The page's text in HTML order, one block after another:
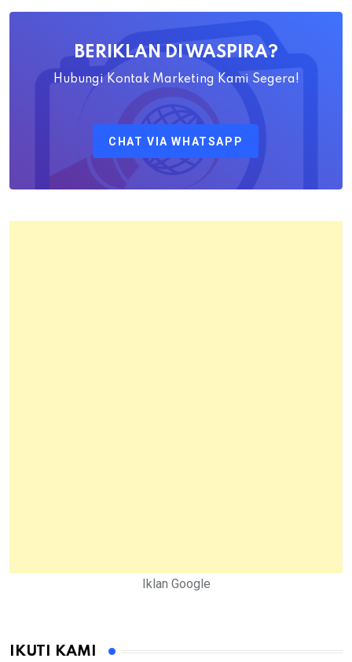
Ahadiat
Pertanahan
Kota
BERIKLAN DI WASPIRA?
Hubungi Kontak Marketing Kami Segera!
CHAT VIA WHATSAPP
Iklan Google
IKUTI KAMI